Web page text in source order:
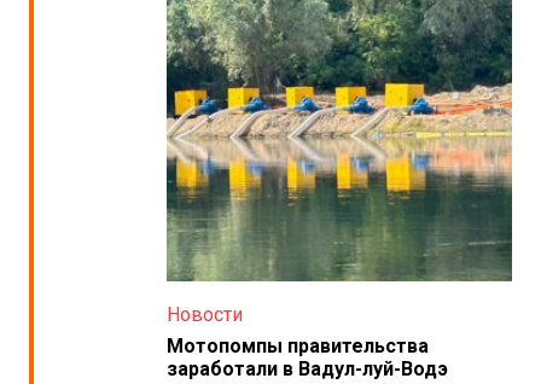
Новости
Мотопомпы правительства
заработали в Вадул-луй-Водэ